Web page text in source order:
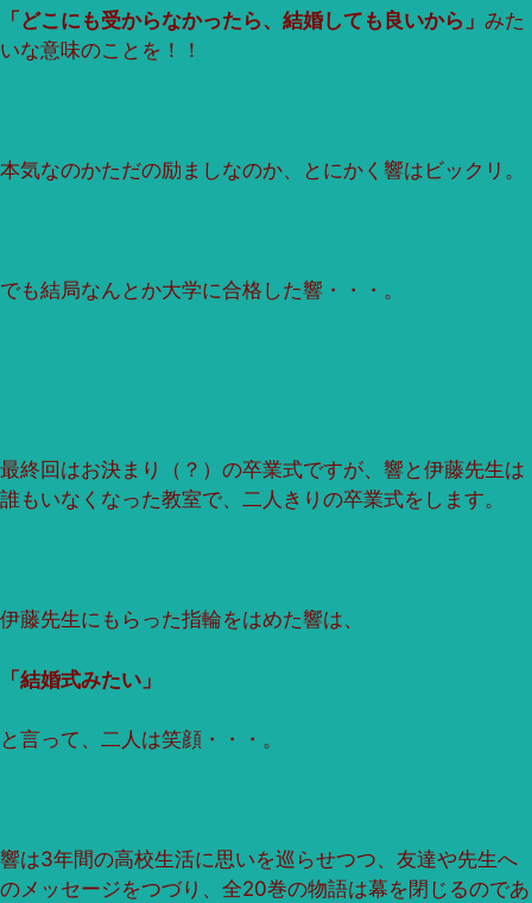
「どこにも受からなかったら、結婚しても良いから」 みた
いな意味のことを！！
本気なのかただの励ましなのか、とにかく響はビックリ。
でも結局なんとか大学に合格した響・・・。
最終回はお決まり（？）の卒業式ですが、響と伊藤先生は
誰もいなくなった教室で、二人きりの卒業式をします。
伊藤先生にもらった指輪をはめた響は、
「結婚式みたい」
と言って、二人は笑顔・・・。
響は3年間の高校生活に思いを巡らせつつ、友達や先生へ
のメッセージをつづり、全20巻の物語は幕を閉じるのであ